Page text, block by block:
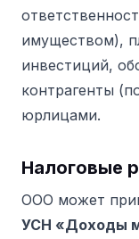
имуществом),
инвестиций,
контрагенты
юрлицами.
Налоговые
ООО может
УСН «Доходы